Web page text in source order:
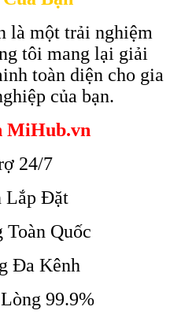
là một trải nghiệm
tôi mang lại giải
toàn diện cho gia
của bạn.
MiHub.vn
24/7
Lắp Đặt
Toàn Quốc
Đa Kênh
99.9%